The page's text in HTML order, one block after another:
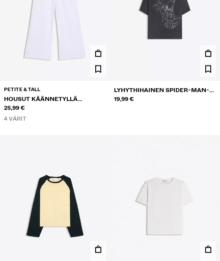
PETITE & TALL
HOUSUT KÄÄNNETYLLÄ
VYÖTÄRÖLLÄ
25,99 €
4 VÄRIT
LYHYTHIHAINEN SPIDER-MAN-T-
PAITA
19,99 €